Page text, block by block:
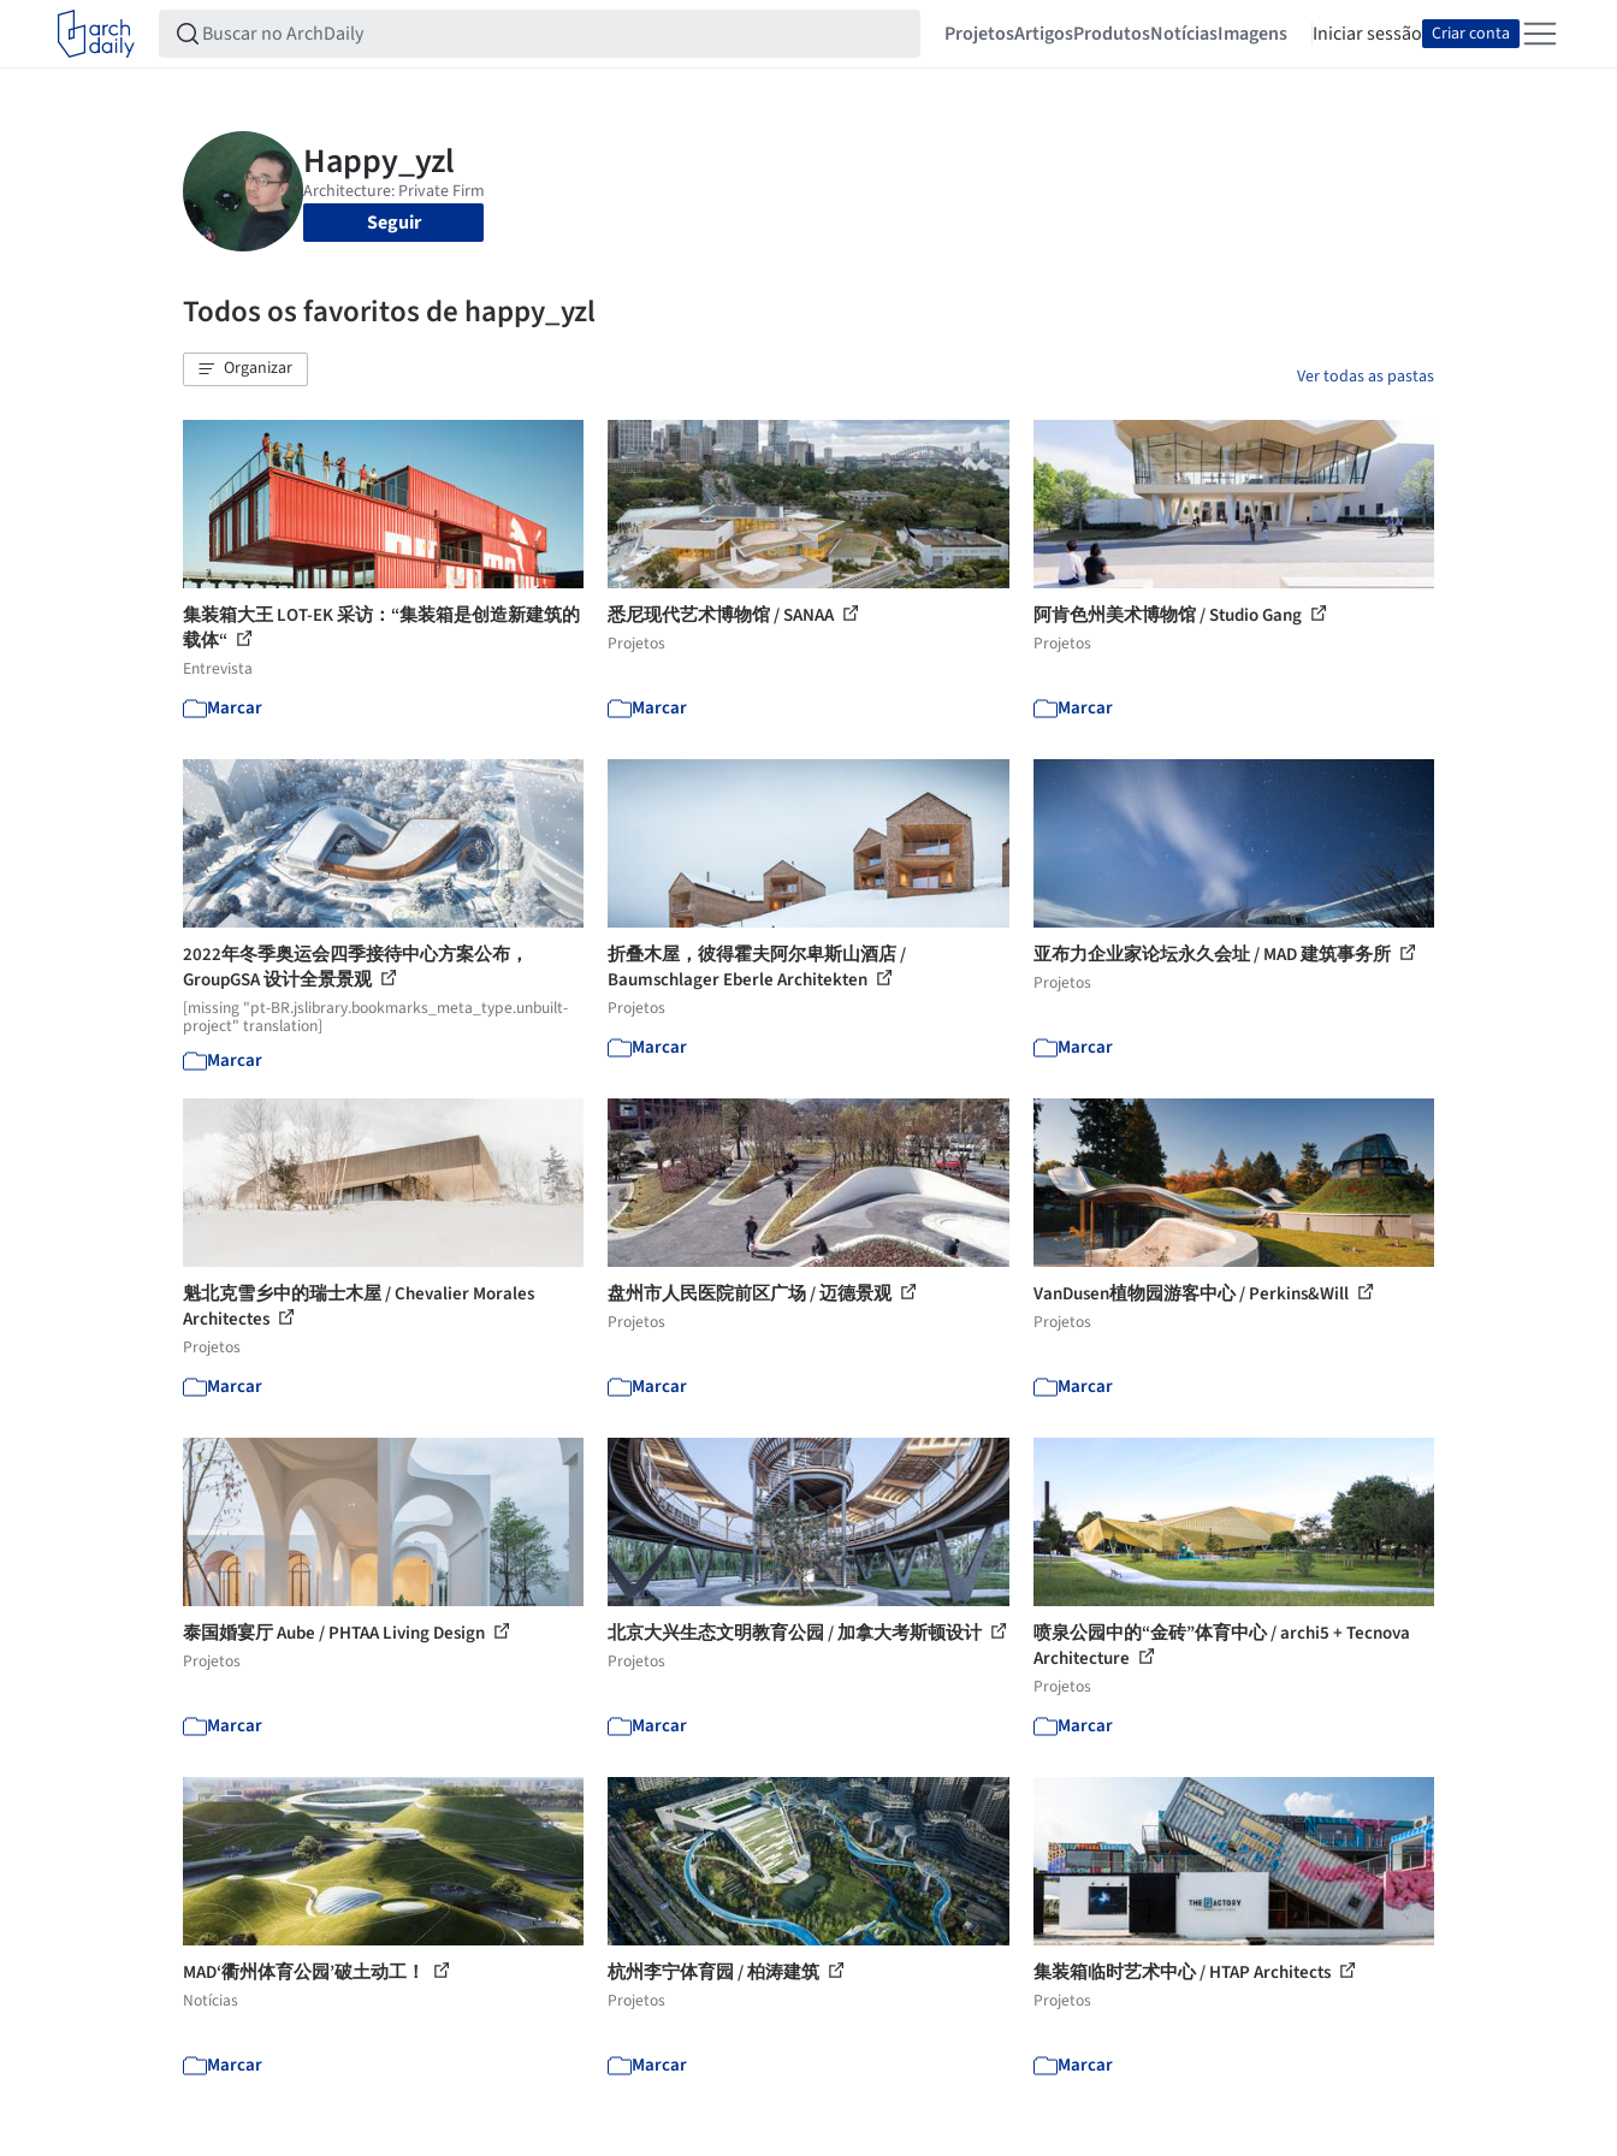
ProjetosArtigosProdutosNotíciasImagens Iniciar sessão Criar conta
Seguir
Todos os favoritos de happy_yzl
Organizar Ver todas as pastas
集装箱大王 LOT-EK 采访：“集装箱是创造新建筑的
载体“
Entrevista
Marcar
悉尼现代艺术博物馆 / SANAA
Projetos
Marcar
阿肯色州美术博物馆 / Studio Gang
Projetos
Marcar
2022年冬季奥运会四季接待中心方案公布，
GroupGSA 设计全景景观
[missing "pt-BR.jslibrary.bookmarks_meta_type.unbuilt-
project" translation]
Marcar
折叠木屋，彼得霍夫阿尔卑斯山酒店 /
Baumschlager Eberle Architekten
Projetos
Marcar
亚布力企业家论坛永久会址 / MAD 建筑事务所
Projetos
Marcar
魁北克雪乡中的瑞士木屋 / Chevalier Morales
Architectes
Projetos
Marcar
盘州市人民医院前区广场 / 迈德景观
Projetos
Marcar
VanDusen植物园游客中心 / Perkins&Will
Projetos
Marcar
泰国婚宴厅 Aube / PHTAA Living Design
Projetos
Marcar
北京大兴生态文明教育公园 / 加拿大考斯顿设计
Projetos
Marcar
喷泉公园中的“金砖”体育中心 / archi5 + Tecnova
Architecture
Projetos
Marcar
MAD‘衢州体育公园’破土动工！
Notícias
Marcar
杭州李宁体育园 / 柏涛建筑
Projetos
Marcar
集装箱临时艺术中心 / HTAP Architects
Projetos
Marcar